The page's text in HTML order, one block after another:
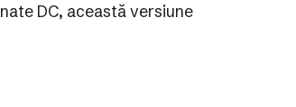
DC, această versiune